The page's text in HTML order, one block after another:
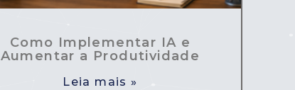
Como Implementar IA e
Aumentar a Produtividade
Leia mais »